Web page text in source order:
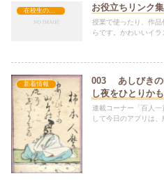
お役立ちリンク集
授業で使ったり、作
らです。かわいいイラ
新着情報
003 あしびきの
し夜をひとりか
連載コーナー「百人
して今日のアプリは